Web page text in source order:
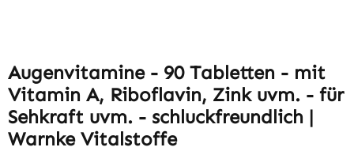
Augenvitamine - 90 Tabletten - mit
Vitamin A, Riboflavin, Zink uvm. - für
Sehkraft uvm. - schluckfreundlich |
Warnke Vitalstoffe